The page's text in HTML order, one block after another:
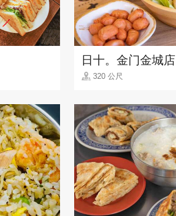
日十。金门金城店
320 公尺